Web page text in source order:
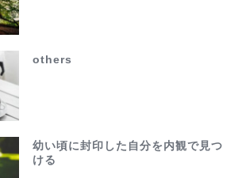
others
幼い頃に封印した自分を内観で見つ
ける
夫の不倫で心が壊れそう…
でも、このままじゃ終わ